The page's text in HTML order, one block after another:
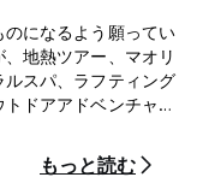
になるよう願ってい
地熱ツアー、マオリ
スパ、ラフティング
ドアアドベンチャー
後5時までです。
もっと読む